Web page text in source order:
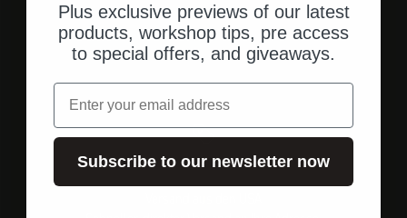
Plus exclusive previews of our latest
products, workshop tips, pre access
to special offers, and giveaways.
Email
Subscribe to our newsletter now